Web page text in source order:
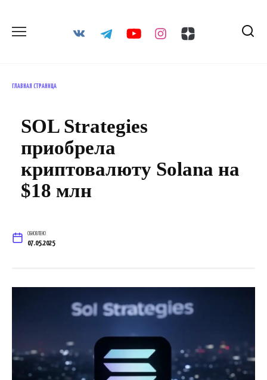
содержанию
ГЛАВНАЯ СТРАНИЦА
SOL Strategies
приобрела
криптовалюту Solana на
$18 млн
ОБНОВЛЕНО
07.05.2025